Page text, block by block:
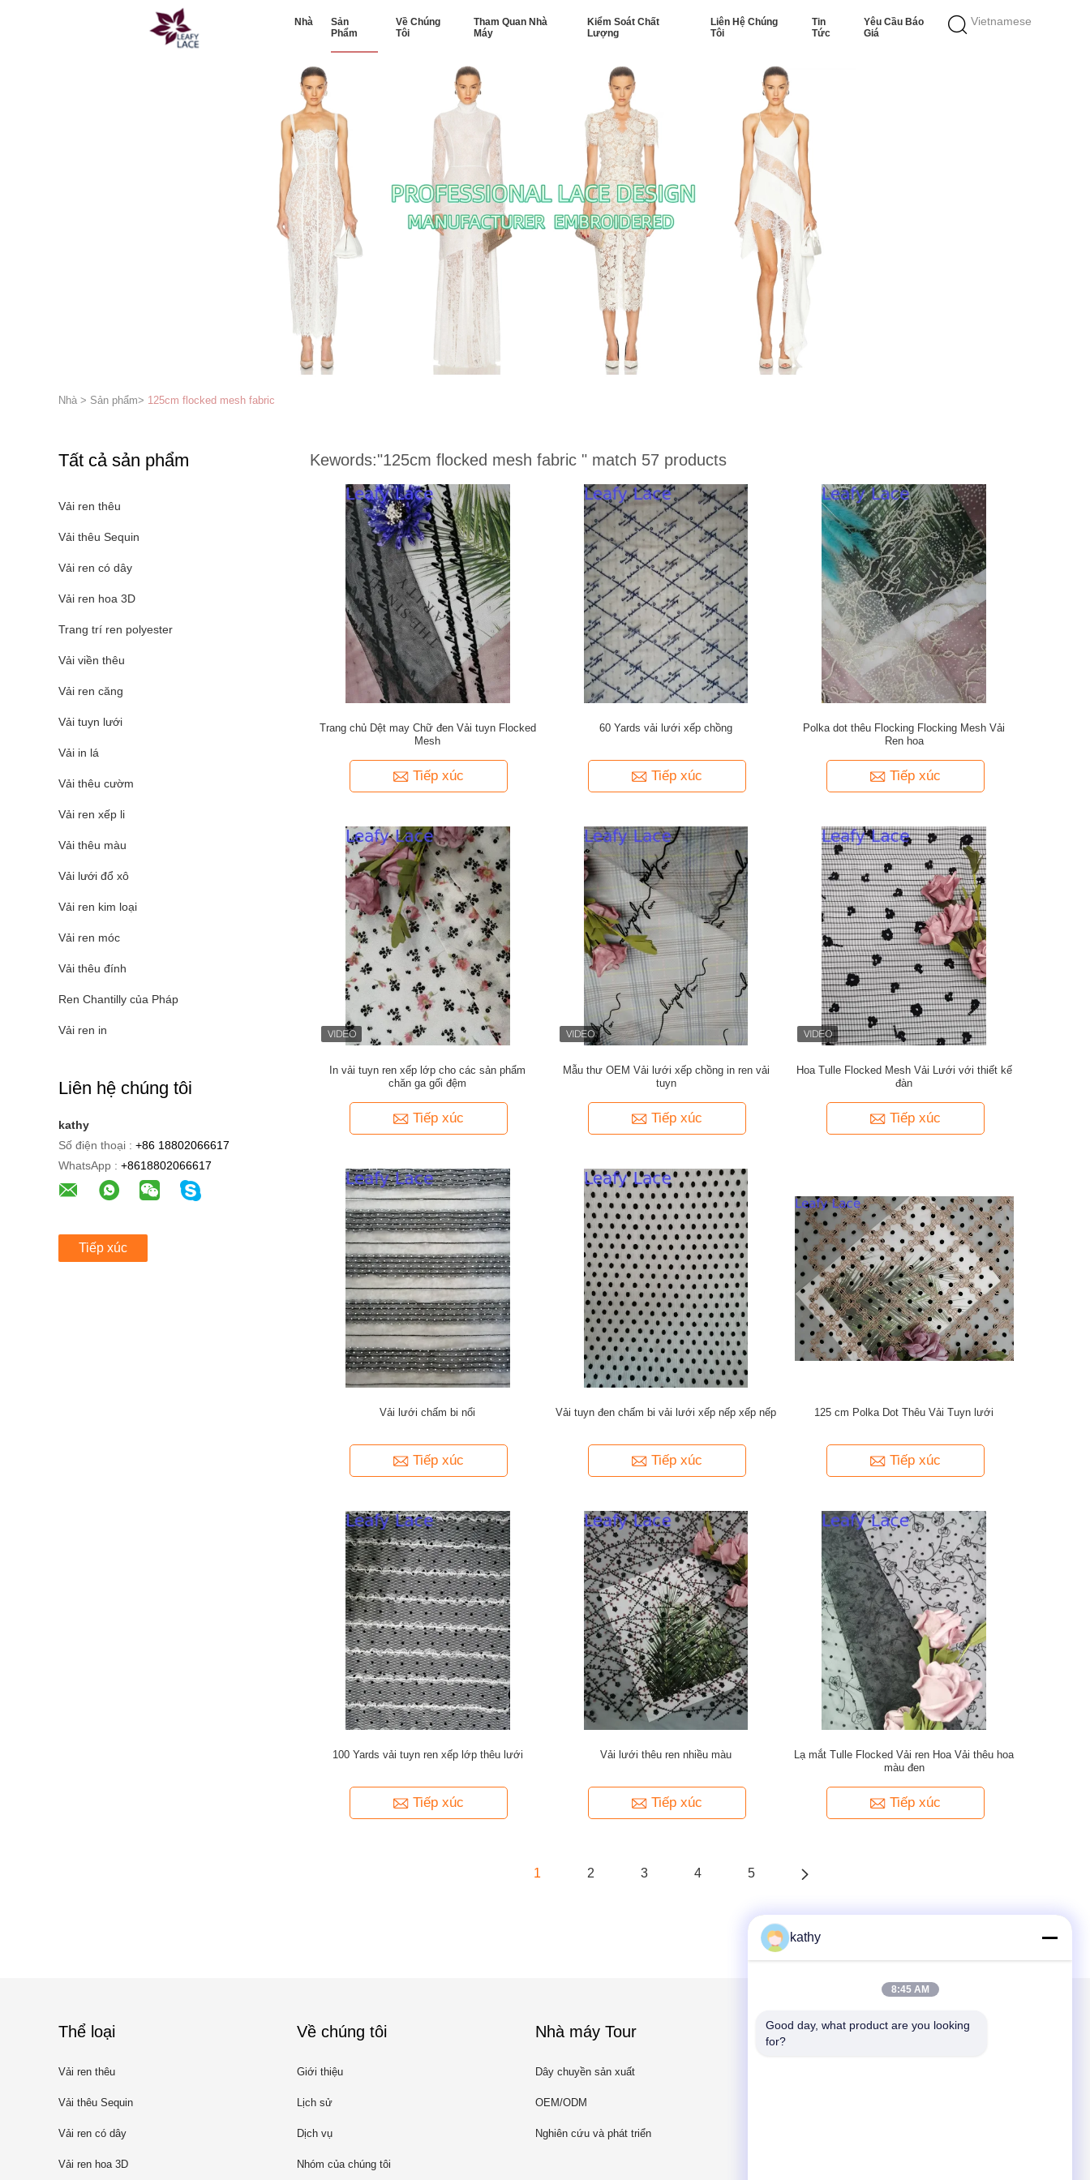
Vietnamese
Nhà
Sản
Phẩm
Về Chúng
Tôi
Tham Quan Nhà
Máy
Kiểm Soát Chất
Lượng
Liên Hệ Chúng
Tôi
Tin
Tức
Yêu Cầu Báo
Giá
Nhà > Sản phẩm> 125cm flocked mesh fabric
Tất cả sản phẩm
Vải ren thêu
Vải thêu Sequin
Vải ren có dây
Vải ren hoa 3D
Trang trí ren polyester
Vải viền thêu
Vải ren căng
Vải tuyn lưới
Vải in lá
Vải thêu cườm
Vải ren xếp li
Vải thêu màu
Vải lưới đổ xô
Vải ren kim loại
Vải ren móc
Vải thêu đính
Ren Chantilly của Pháp
Vải ren in
Liên hệ chúng tôi
kathy
Số điện thoại : +86 18802066617
WhatsApp : +8618802066617
Tiếp xúc
Kewords:"125cm flocked mesh fabric " match 57 products
Trang chủ Dệt may Chữ đen Vải tuyn Flocked
Mesh
Tiếp xúc
60 Yards vải lưới xếp chồng
Tiếp xúc
Polka dot thêu Flocking Flocking Mesh Vải
Ren hoa
Tiếp xúc
In vải tuyn ren xếp lớp cho các sản phẩm
chăn ga gối đệm
Tiếp xúc
Mẫu thư OEM Vải lưới xếp chồng in ren vải
tuyn
Tiếp xúc
Hoa Tulle Flocked Mesh Vải Lưới với thiết kế
đàn
Tiếp xúc
Vải lưới chấm bi nổi
Tiếp xúc
Vải tuyn đen chấm bi vải lưới xếp nếp xếp nếp
Tiếp xúc
125 cm Polka Dot Thêu Vải Tuyn lưới
Tiếp xúc
100 Yards vải tuyn ren xếp lớp thêu lưới
Tiếp xúc
Vải lưới thêu ren nhiều màu
Tiếp xúc
Lạ mắt Tulle Flocked Vải ren Hoa Vải thêu hoa
màu đen
Tiếp xúc
1 2 3 4 5
Thể loại
Vải ren thêu
Vải thêu Sequin
Vải ren có dây
Vải ren hoa 3D
Về chúng tôi
Giới thiệu
Lịch sử
Dịch vụ
Nhóm của chúng tôi
Nhà máy Tour
Dây chuyền sản xuất
OEM/ODM
Nghiên cứu và phát triển
Gửi thư cho chúng tôi
kathy
8:45 AM
Good day, what product are you looking
for?